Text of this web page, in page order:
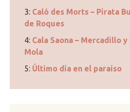
3: Caló des Morts – Pirata
de Roques
4: Cala Saona – Mercadillo
Mola
5: Último día en el paraíso